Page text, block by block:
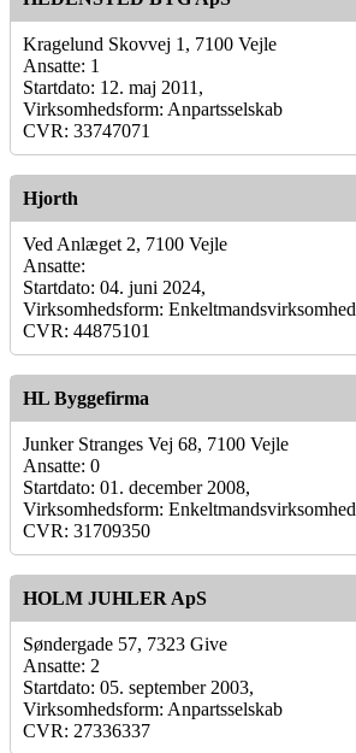
Kragelund Skovvej 1, 7100 Vejle
Ansatte: 1
Startdato: 12. maj 2011,
Virksomhedsform: Anpartsselskab
CVR: 33747071
Hjorth
Ved Anlæget 2, 7100 Vejle
Ansatte:
Startdato: 04. juni 2024,
Virksomhedsform: Enkeltmandsvirksomhed
CVR: 44875101
HL Byggefirma
Junker Stranges Vej 68, 7100 Vejle
Ansatte: 0
Startdato: 01. december 2008,
Virksomhedsform: Enkeltmandsvirksomhed
CVR: 31709350
HOLM JUHLER ApS
Søndergade 57, 7323 Give
Ansatte: 2
Startdato: 05. september 2003,
Virksomhedsform: Anpartsselskab
CVR: 27336337